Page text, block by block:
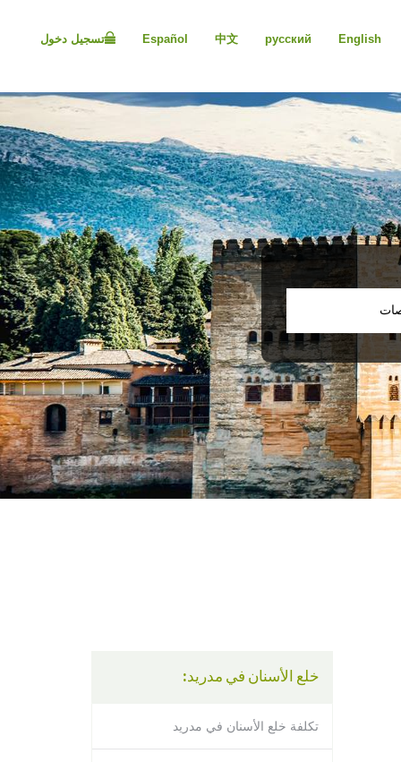
an
accessibility
system.
Press
Control-
F11
to
adjust
the
website
to
people
with
visual
disabilities
who
are
using
a
screen
reader;
Press
Control-
English
русский
中文
Español تسجيل دخول
خلع الأسنان في مدريد:
تكلفة خلع الأسنان في مدريد